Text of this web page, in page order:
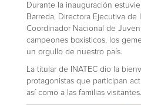
Durante la inauguración
Barreda, Directora Ejecutiva
Coordinador Nacional de
campeones boxísticos, los
un orgullo de nuestro país.
La titular de INATEC dio la
protagonistas que participan
así como a las familias visitantes.